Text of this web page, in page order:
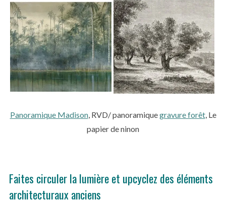
Panoramique Madison, RVD/ panoramiquegravure forêt, Le
papier de ninon
Faites circuler la lumière et upcyclez des éléments
architecturaux anciens